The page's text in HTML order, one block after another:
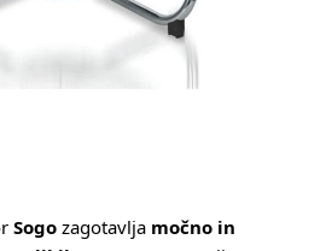
Sogo zagotavlja močno in